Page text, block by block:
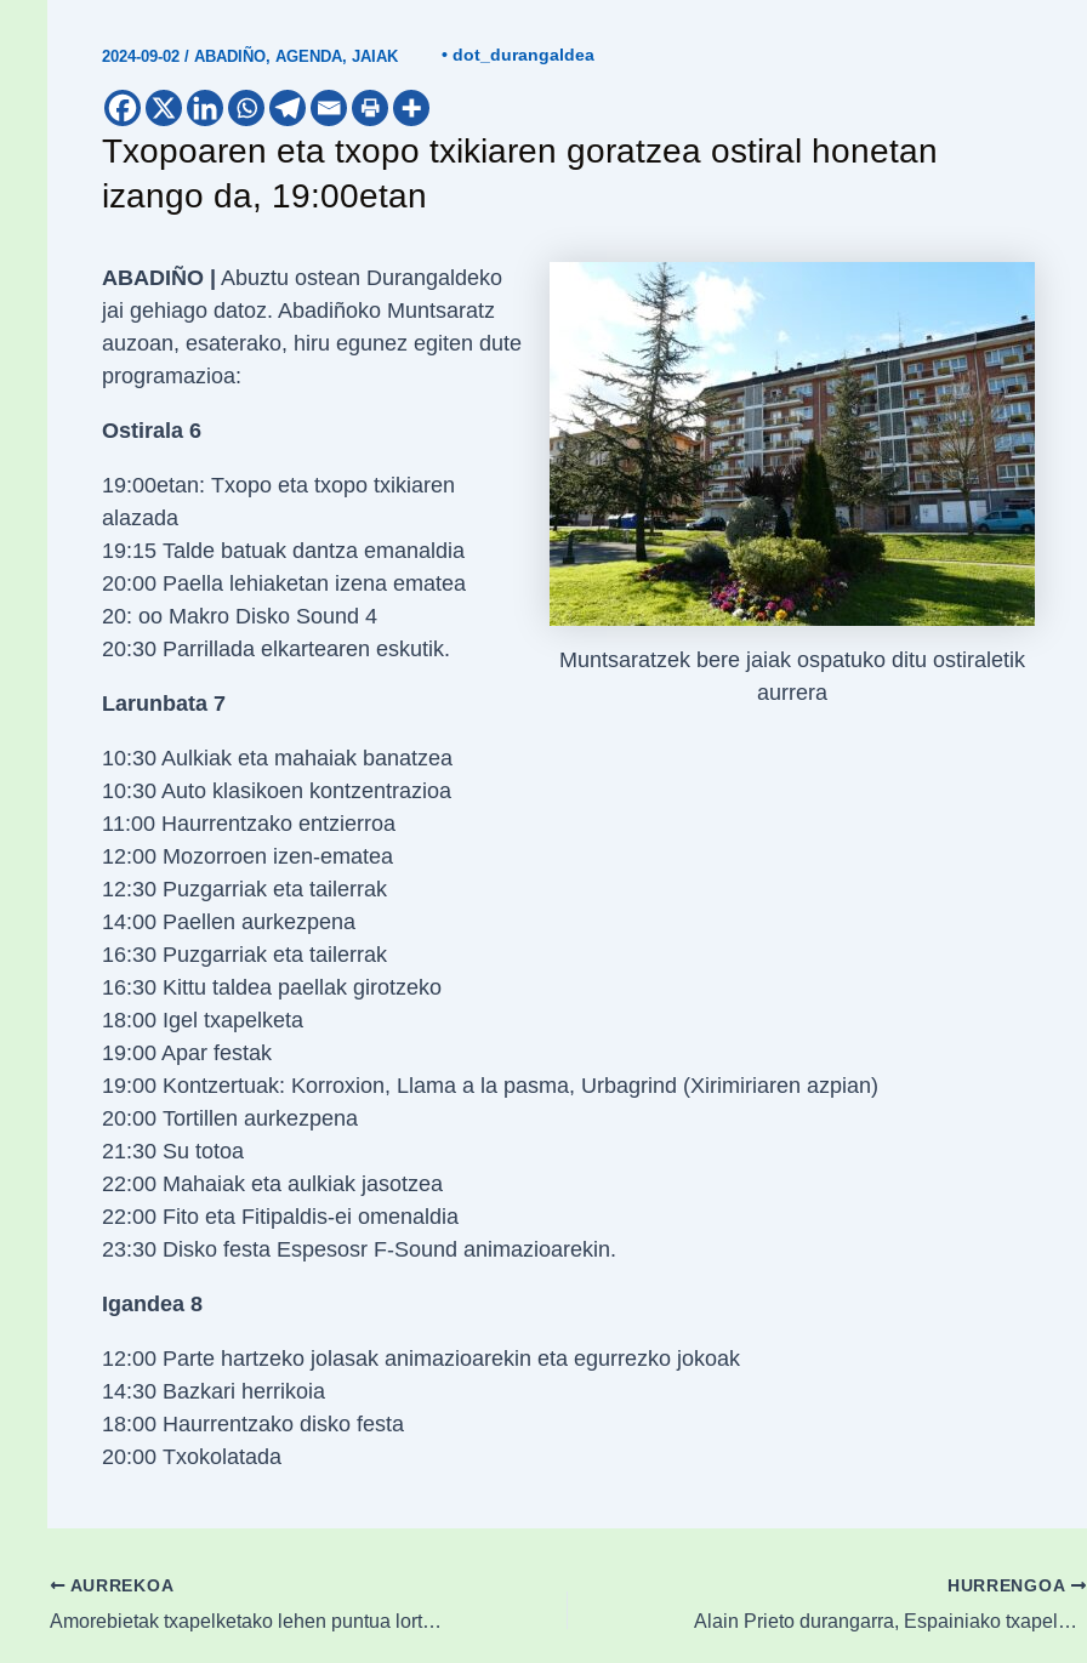
2024-09-02 / ABADIÑO, AGENDA, JAIAK • dot_durangaldea
Txopoaren eta txopo txikiaren goratzea ostiral honetan
izango da, 19:00etan
Muntsaratzek bere jaiak ospatuko ditu ostiraletik
aurrera
ABADIÑO |
Abuztu ostean Durangaldeko
jai gehiago datoz. Abadiñoko Muntsaratz
auzoan, esaterako, hiru egunez egiten dute
programazioa:
Ostirala 6
19:00etan: Txopo eta txopo txikiaren
alazada
19:15 Talde batuak dantza emanaldia
20:00 Paella lehiaketan izena ematea
20: oo Makro Disko Sound 4
20:30 Parrillada elkartearen eskutik.
Larunbata 7
10:30 Aulkiak eta mahaiak banatzea
10:30 Auto klasikoen kontzentrazioa
11:00 Haurrentzako entzierroa
12:00 Mozorroen izen-ematea
12:30 Puzgarriak eta tailerrak
14:00 Paellen aurkezpena
16:30 Puzgarriak eta tailerrak
16:30 Kittu taldea paellak girotzeko
18:00 Igel txapelketa
19:00 Apar festak
19:00 Kontzertuak: Korroxion, Llama a la pasma, Urbagrind (Xirimiriaren azpian)
20:00 Tortillen aurkezpena
21:30 Su totoa
22:00 Mahaiak eta aulkiak jasotzea
22:00 Fito eta Fitipaldis-ei omenaldia
23:30 Disko festa Espesosr F-Sound animazioarekin.
Igandea 8
12:00 Parte hartzeko jolasak animazioarekin eta egurrezko jokoak
14:30 Bazkari herrikoia
18:00 Haurrentzako disko festa
20:00 Txokolatada
AURREKOA
Amorebietak txapelketako lehen puntua lortu du Lugon
HURRENGOA
Alain Prieto durangarra, Espainiako txapeldunordea xakean